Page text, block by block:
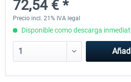
33,88 € *
72,54 € *
Precio incl. 21% IVA legal
Disponible como descarga